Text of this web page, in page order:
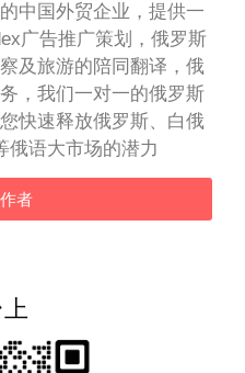
中国外贸企业，提供一
广告推广策划，俄罗斯
及旅游的陪同翻译，俄
，我们一对一的俄罗斯
快速释放俄罗斯、白俄
俄语大市场的潜力
者